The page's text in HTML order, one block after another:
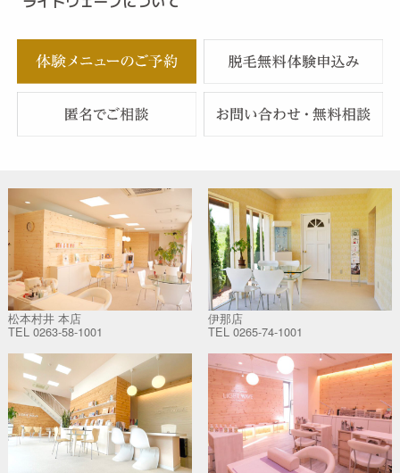
松本村井 本店
TEL 0263-58-1001
伊那店
TEL 0265-74-1001